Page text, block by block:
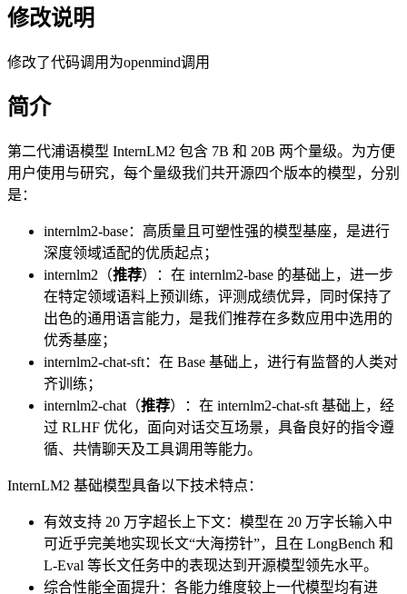
修改说明
修改了代码调用为openmind调用
简介
第二代浦语模型 InternLM2 包含 7B 和 20B 两个量级。为方便
用户使用与研究，每个量级我们共开源四个版本的模型，分别
是：
internlm2-base：高质量且可塑性强的模型基座，是进行
深度领域适配的优质起点；
internlm2（推荐）：在 internlm2-base 的基础上，进一步
在特定领域语料上预训练，评测成绩优异，同时保持了
出色的通用语言能力，是我们推荐在多数应用中选用的
优秀基座；
internlm2-chat-sft：在 Base 基础上，进行有监督的人类对
齐训练；
internlm2-chat（推荐）：在 internlm2-chat-sft 基础上，经
过 RLHF 优化，面向对话交互场景，具备良好的指令遵
循、共情聊天及工具调用等能力。
InternLM2 基础模型具备以下技术特点：
有效支持 20 万字超长上下文：模型在 20 万字长输入中
可近乎完美地实现长文“大海捞针”，且在 LongBench 和
L-Eval 等长文任务中的表现达到开源模型领先水平。
综合性能全面提升：各能力维度较上一代模型均有进